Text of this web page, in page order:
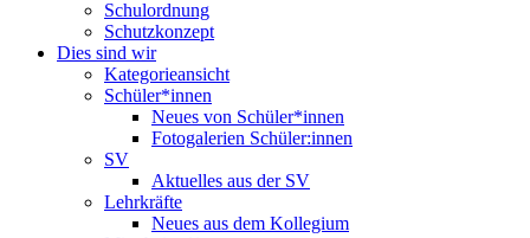
Schulordnung
Schutzkonzept
Dies sind wir
Kategorieansicht
Schüler*innen
Neues von Schüler*innen
Fotogalerien Schüler:innen
SV
Aktuelles aus der SV
Lehrkräfte
Neues aus dem Kollegium